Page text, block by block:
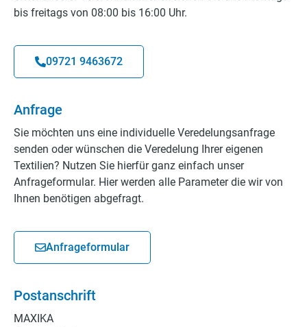
bis freitags von 08:00 bis 16:00 Uhr.
09721 9463672
Anfrage
Sie möchten uns eine individuelle Veredelungsanfrage
senden oder wünschen die Veredelung Ihrer eigenen
Textilien? Nutzen Sie hierfür ganz einfach unser
Anfrageformular. Hier werden alle Parameter die wir von
Ihnen benötigen abgefragt.
Anfrageformular
Postanschrift
MAXIKA